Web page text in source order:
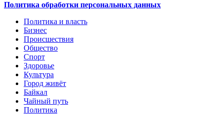
Политика обработки персональных данных
Политика и власть
Бизнес
Происшествия
Общество
Cпорт
Здоровье
Культура
Город живёт
Байкал
Чайный путь
Политика